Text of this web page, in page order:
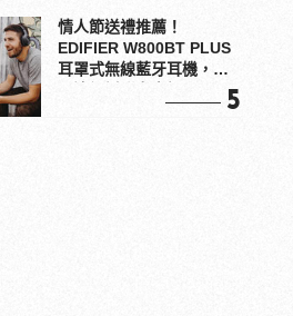
情人節送禮推薦！
EDIFIER W800BT PLUS
耳罩式無線藍牙耳機，在
5